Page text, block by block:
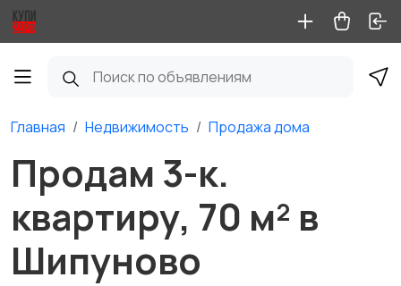
Главная Недвижимость Продажа дома
Продам 3-к.
квартиру, 70 м² в
Шипуново